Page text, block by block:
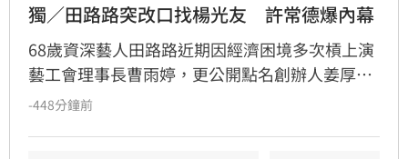
獨／田路路突改口找楊光友　許常德爆內幕
68歲資深藝人田路路近期因經濟困境多次槓上演
藝工會理事長曹雨婷，更公開點名創辦人姜厚任
出面，事後卻發文坦言搞錯對象，真正想找的是
-448分鐘前